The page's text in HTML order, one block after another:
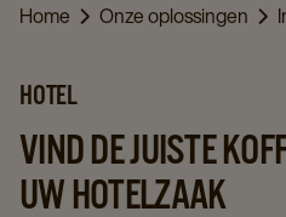
Home Onze oplossingen
HOTEL
VIND DE JUISTE
UW HOTELZAAK